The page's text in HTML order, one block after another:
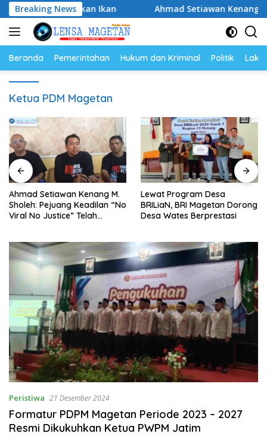
Langsung
ke
konten
Breaking News
Gemar Makan Ikan Ahmad Setiawan Kenang M.
Beranda Pemerintahan Hukum dan Kriminal Politik
Ketua PDM Magetan
Ahmad Setiawan Kenang M.
Sholeh: Pejuang Keadilan “No
Viral No Justice” Telah
Lewat Program Desa
BRILiaN, BRI Magetan Dorong
Desa Wates Berprestasi
Peristiwa 21 Desember 2024
Formatur PDPM Magetan Periode 2023 – 2027
Resmi Dikukuhkan Ketua PWPM Jatim